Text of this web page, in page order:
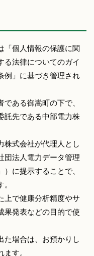
「個人情報の保護に関
る法律についてのガイ
例」に基づき管理され
ある御嵩町の下で、
託先である中部電力株
株式会社が代理人とし
団法人電力データ管理
に提示することで、
上で健康分析精度やサ
果発表などの目的で使
た場合は、お預かりし
す。